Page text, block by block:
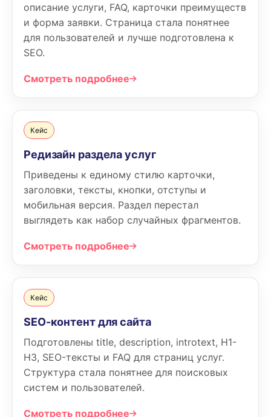
описание услуги, FAQ, карточки преимуществ
и форма заявки. Страница стала понятнее
для пользователей и лучше подготовлена к
SEO.
Смотреть подробнее
Кейс
Редизайн раздела услуг
Приведены к единому стилю карточки,
заголовки, тексты, кнопки, отступы и
мобильная версия. Раздел перестал
выглядеть как набор случайных фрагментов.
Смотреть подробнее
Кейс
SEO-контент для сайта
Подготовлены title, description, introtext, H1-
H3, SEO-тексты и FAQ для страниц услуг.
Структура стала понятнее для поисковых
систем и пользователей.
Смотреть подробнее